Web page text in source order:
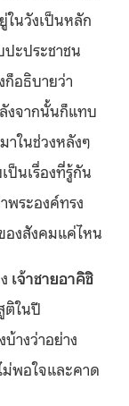
ในวังเป็นหลัก
ะประชาชน
ก็อธิบายว่า
งจากนั้นก็แทบ
าในช่วงหลังๆ
ป็นเรื่องที่รู้กัน
พระองค์ทรง
องสังคมแค่ไหน
เจ้าชายอาคิชิ
ติในปี
างว่าอย่าง
พอใจและคาด